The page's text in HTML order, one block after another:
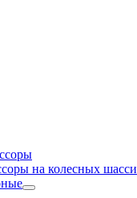
на колесных шасси